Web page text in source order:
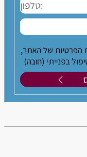
הפרטיות של האתר,
בפנייתי (חובה)